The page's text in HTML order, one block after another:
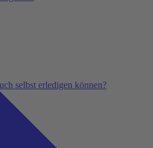
selbst erledigen können?